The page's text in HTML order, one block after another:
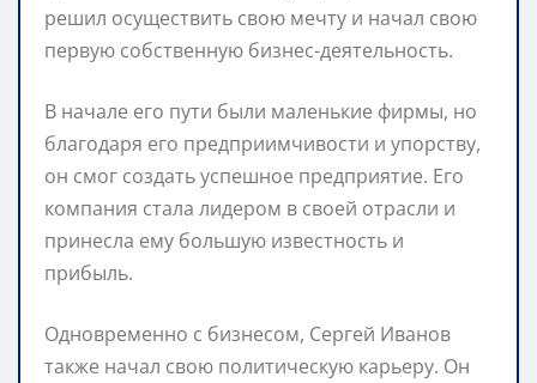
решил осуществить свою мечту и начал свою
первую собственную бизнес-деятельность.
В начале его пути были маленькие фирмы, но
благодаря его предприимчивости и упорству,
он смог создать успешное предприятие. Его
компания стала лидером в своей отрасли и
принесла ему большую известность и
прибыль.
Одновременно с бизнесом, Сергей Иванов
также начал свою политическую карьеру. Он